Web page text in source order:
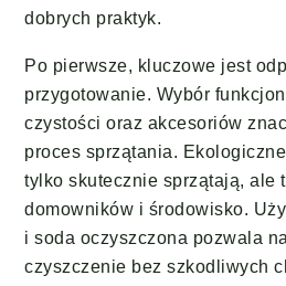
dobrych praktyk.
Po pierwsze, kluczowe jest
przygotowanie. Wybór
czystości oraz akcesoriów
proces sprzątania.
tylko skutecznie sprzątają, ale
domowników i środowisko.
i soda oczyszczona pozwala
czyszczenie bez szkodliwych